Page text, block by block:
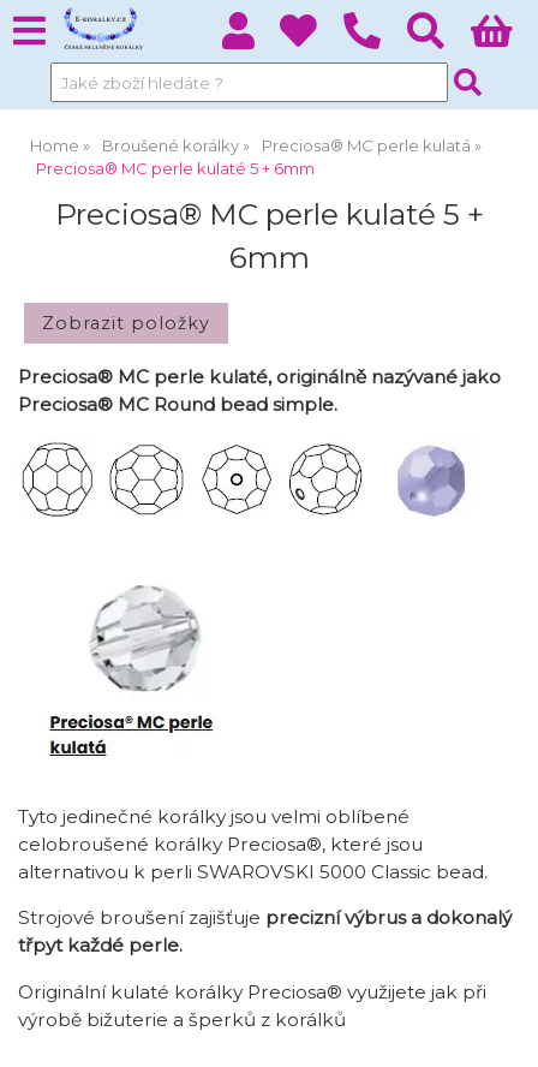
Home Broušené korálky
Preciosa® MC perle kulatá
Preciosa® MC perle kulaté 5 + 6mm
Preciosa® MC perle kulaté 5 +
6mm
Preciosa® MC perle kulaté, originálně nazývané jako
Preciosa® MC Round bead simple.
Tyto jedinečné korálky jsou velmi oblíbené
celobroušené korálky Preciosa®, které jsou
alternativou k perli SWAROVSKI 5000 Classic bead.
Strojové broušení zajišťuje precizní výbrus a dokonalý
třpyt každé perle.
Originální kulaté korálky Preciosa® využijete jak při
výrobě bižuterie a šperků z korálků